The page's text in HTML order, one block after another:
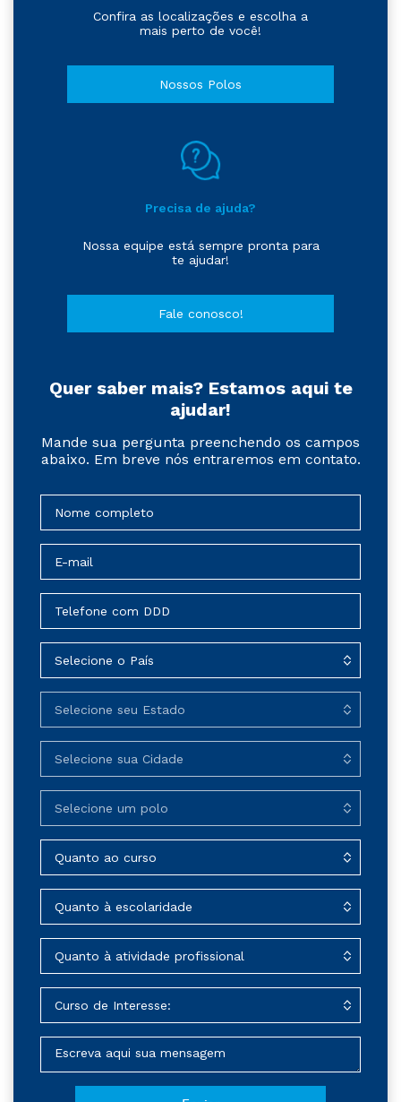
Confira as localizações e escolha a
mais perto de você!
Nossos Polos
Precisa de ajuda?
Nossa equipe está sempre pronta para
te ajudar!
Fale conosco!
Quer saber mais? Estamos aqui te
ajudar!
Mande sua pergunta preenchendo os campos
abaixo. Em breve nós entraremos em contato.